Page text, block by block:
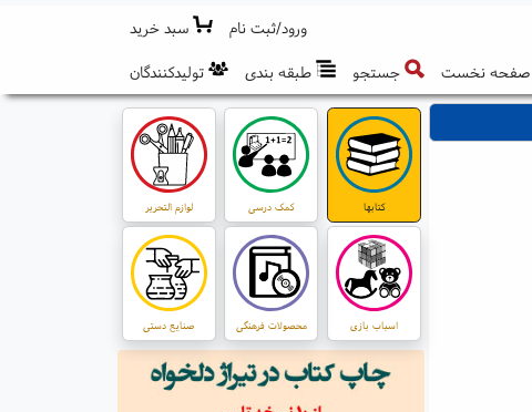
ورود/ثبت نام
سبد خرید
صفحه نخست
جستجو طبقه بندی تولیدکنندگان
کتابها کمک درسی لوازم التحریر
اسباب بازی محصولات فرهنگی صنایع دستی